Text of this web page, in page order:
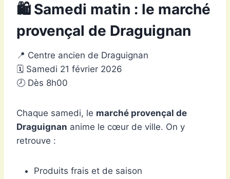
🛍️ Samedi matin : le marché
provençal de Draguignan
📍 Centre ancien de Draguignan
🗓 Samedi 21 février 2026
🕗 Dès 8h00
Chaque samedi, le marché provençal de
Draguignan anime le cœur de ville. On y
retrouve :
Produits frais et de saison